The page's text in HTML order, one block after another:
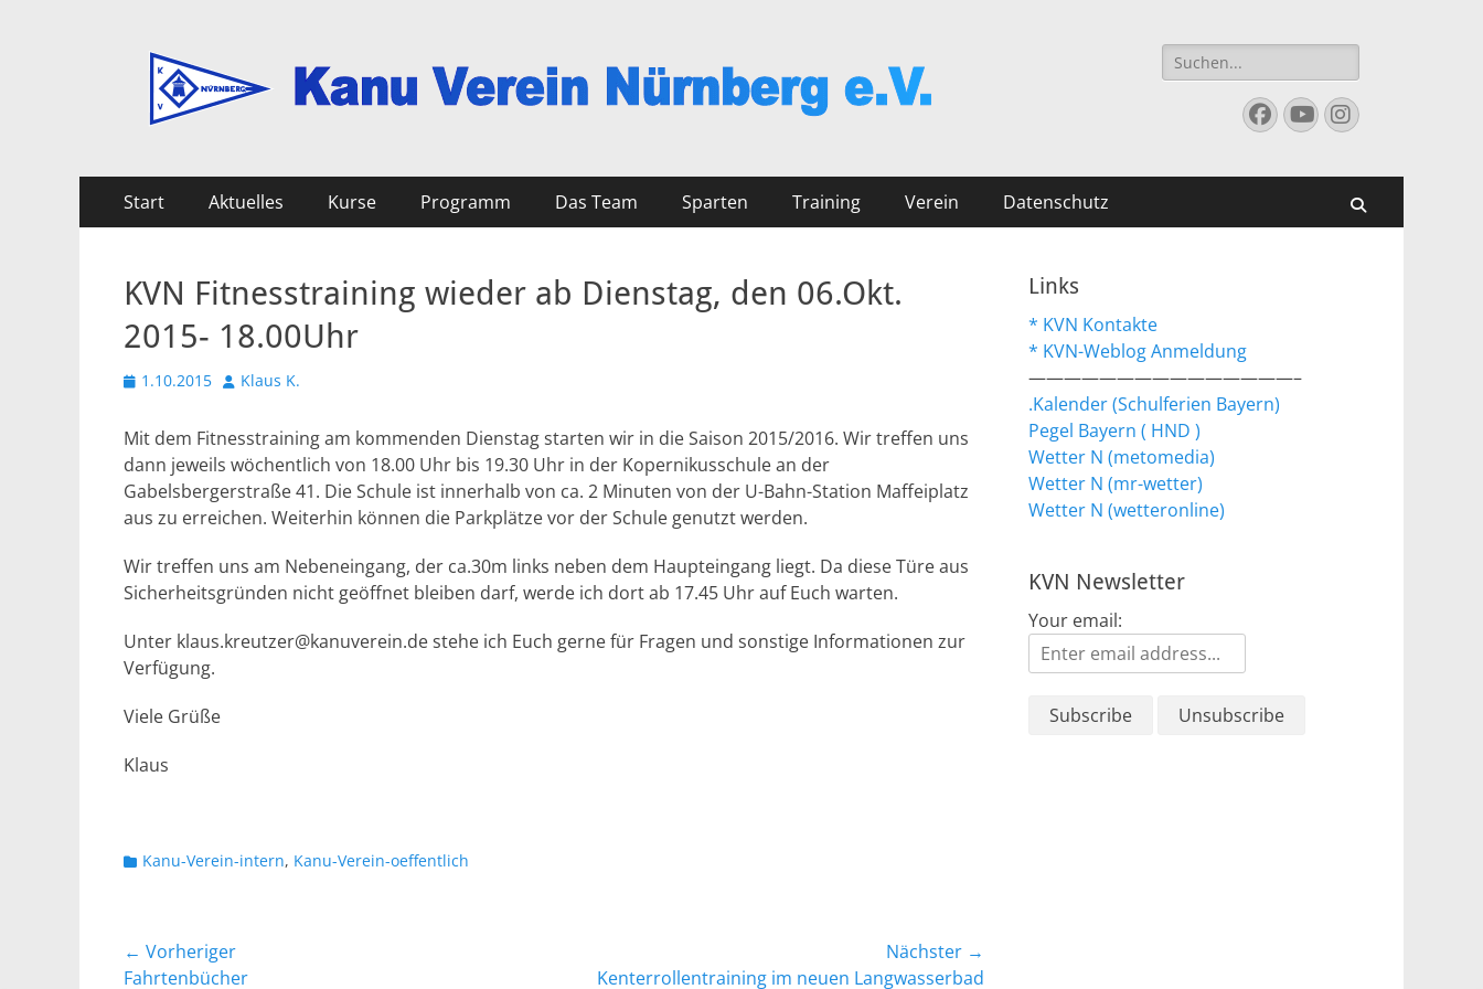
Kanu Verein Nuernberg
Suchen
nach:
Facebook
YouTube
Instagram
Primäres
Menü
Inhalt
Start Aktuelles Kurse Programm Das Team Sparten Training Verein Datenschutz
KVN Fitnesstraining wieder ab Dienstag, den 06.Okt.
2015- 18.00Uhr
Veröffentlicht
1.10.2015 AutorKlaus K.
Mit dem Fitnesstraining am kommenden Dienstag starten wir in die Saison 2015/2016. Wir treffen uns
dann jeweils wöchentlich von 18.00 Uhr bis 19.30 Uhr in der Kopernikusschule an der
Gabelsbergerstraße 41. Die Schule ist innerhalb von ca. 2 Minuten von der U-Bahn-Station Maffeiplatz
aus zu erreichen. Weiterhin können die Parkplätze vor der Schule genutzt werden.
Wir treffen uns am Nebeneingang, der ca.30m links neben dem Haupteingang liegt. Da diese Türe aus
Sicherheitsgründen nicht geöffnet bleiben darf, werde ich dort ab 17.45 Uhr auf Euch warten.
Unter klaus.kreutzer@kanuverein.de stehe ich Euch gerne für Fragen und sonstige Informationen zur
Verfügung.
Viele Grüße
Klaus
Kategorien
Kanu-Verein-intern, Kanu-Verein-oeffentlich
Beitragsnavigation
← Vorheriger
Vorheriger
Fahrtenbücher
Nächster →
NächsterKenterrollentraining im neuen Langwasserbad
Links
* KVN Kontakte
* KVN-Weblog Anmeldung
———————————————–
.Kalender (Schulferien Bayern)
Pegel Bayern ( HND )
Wetter N (metomedia)
Wetter N (mr-wetter)
Wetter N (wetteronline)
KVN Newsletter
Your email: